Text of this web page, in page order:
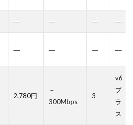
― ― ― ―
― ― ― ―
2,780円
－
300Mbps
3
v6
プ
ラ
ス